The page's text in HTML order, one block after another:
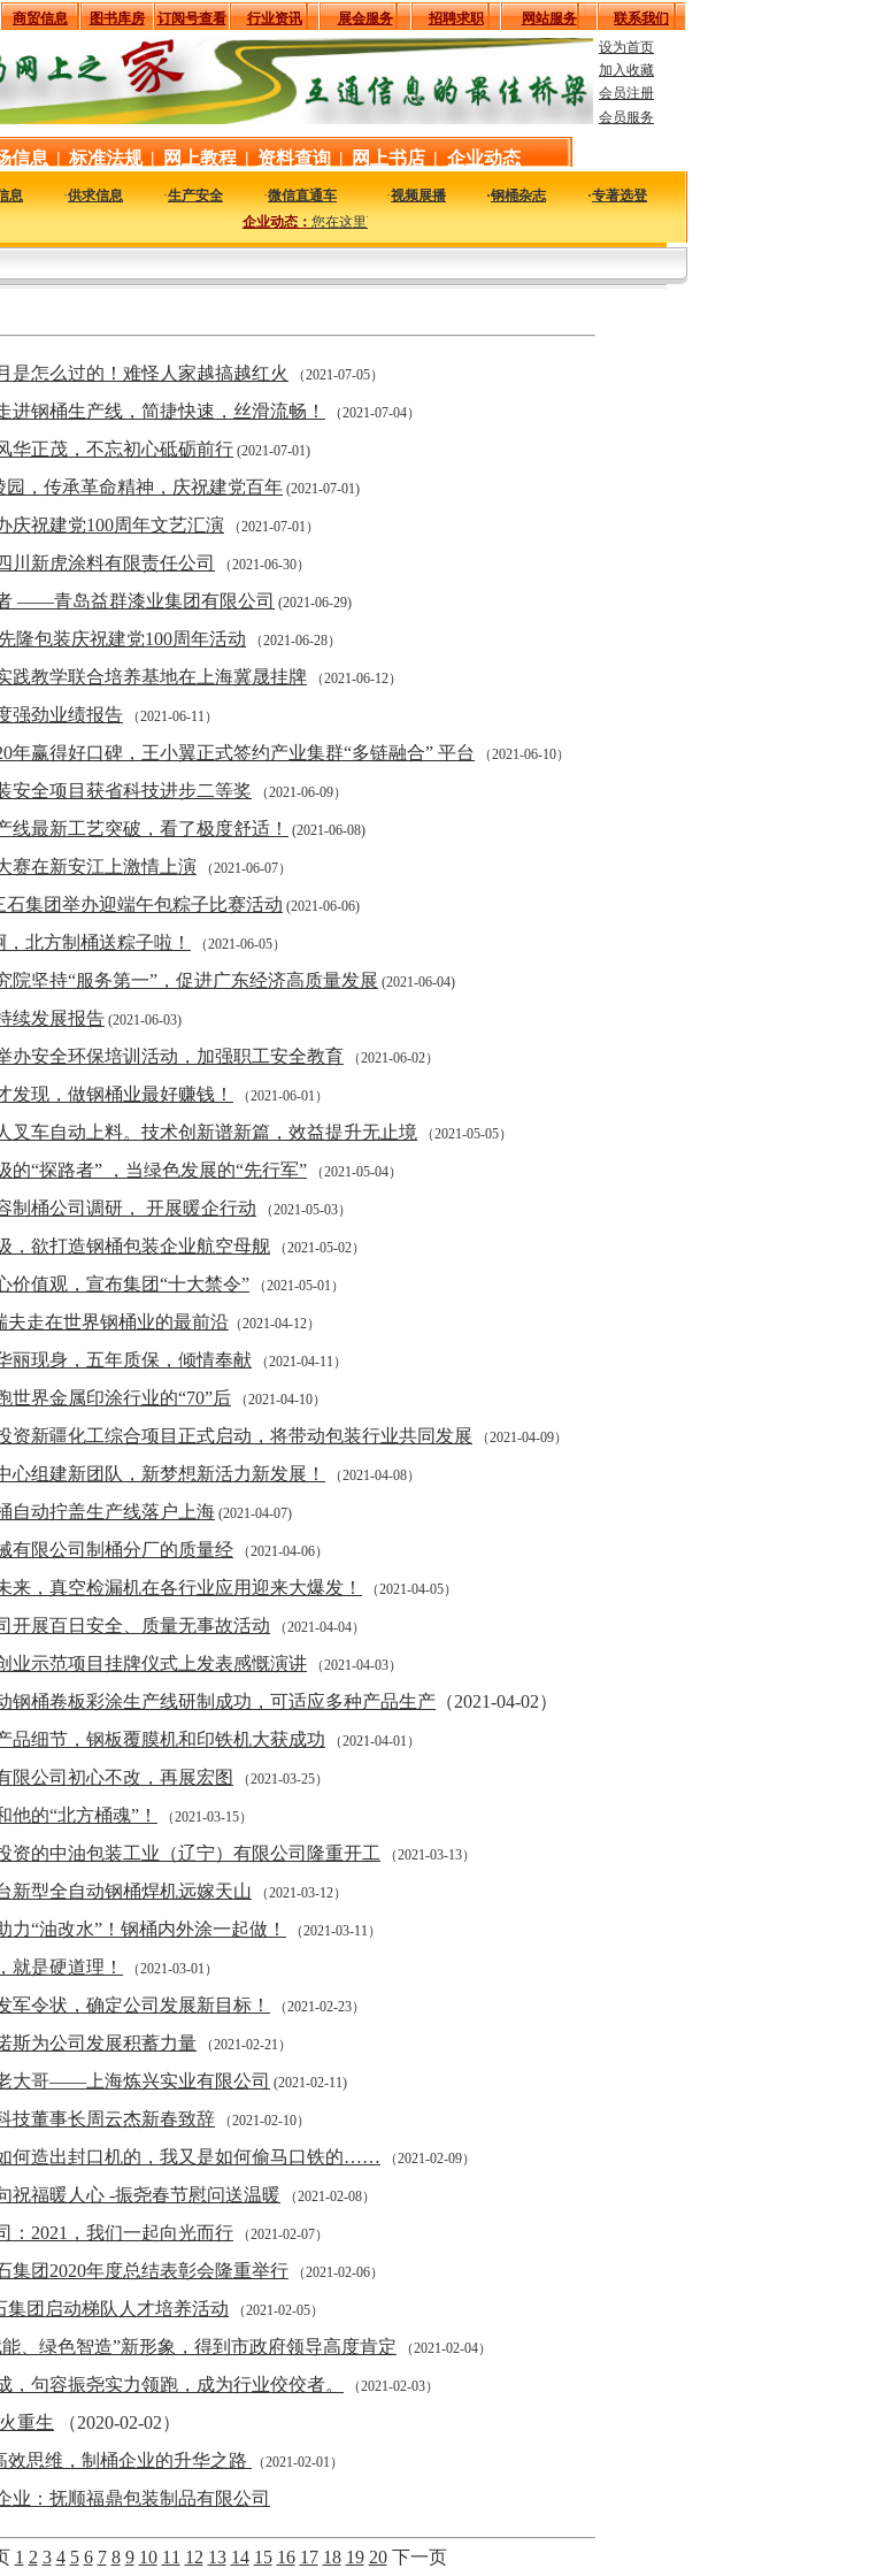
商贸信息 图书库房 订阅号查看 行业资讯 展会服务 招聘求职 网站服务
联系我们
设为首页
加入收藏
会员注册
会员服务
信息 | 标准法规 | 网上教程 | 资料查询 | 网上书店 | 企业动态
息 ·供求信息 ·生产安全 ·微信直通车 ·视频展播 ·钢桶杂志 ·专著选登
企业动态：您在这里可以及时的了解国内外钢桶行业企业的最新动态，看看大家都在干什么，一定对您的发
是怎么过的！难怪人家越搞越红火 （2021-07-05）
进钢桶生产线，简捷快速，丝滑流畅！ （2021-07-04）
华正茂，不忘初心砥砺前行 (2021-07-01)
园，传承革命精神，庆祝建党百年 (2021-07-01)
庆祝建党100周年文艺汇演 （2021-07-01）
川新虎涂料有限责任公司 （2021-06-30）
——青岛益群漆业集团有限公司 (2021-06-29)
隆包装庆祝建党100周年活动 （2021-06-28）
践教学联合培养基地在上海冀晟挂牌 （2021-06-12）
强劲业绩报告 （2021-06-11）
年赢得好口碑，王小翼正式签约产业集群“多链融合” 平台 （2021-06-10）
安全项目获省科技进步二等奖 （2021-06-09）
线最新工艺突破，看了极度舒适！ (2021-06-08)
赛在新安江上激情上演 （2021-06-07）
石集团举办迎端午包粽子比赛活动 (2021-06-06)
北方制桶送粽子啦！ （2021-06-05）
院坚持“服务第一”，促进广东经济高质量发展 (2021-06-04)
续发展报告 (2021-06-03)
办安全环保培训活动，加强职工安全教育 （2021-06-02）
发现，做钢桶业最好赚钱！ （2021-06-01）
叉车自动上料。技术创新谱新篇，效益提升无止境 （2021-05-05）
的“探路者” ，当绿色发展的“先行军” （2021-05-04）
制桶公司调研， 开展暖企行动 （2021-05-03）
，欲打造钢桶包装企业航空母舰 （2021-05-02）
价值观，宣布集团“十大禁令” （2021-05-01）
夫走在世界钢桶业的最前沿 （2021-04-12）
丽现身，五年质保，倾情奉献 （2021-04-11）
世界金属印涂行业的“70”后 （2021-04-10）
资新疆化工综合项目正式启动，将带动包装行业共同发展 （2021-04-09）
心组建新团队，新梦想新活力新发展！ （2021-04-08）
自动拧盖生产线落户上海 (2021-04-07)
有限公司制桶分厂的质量经 （2021-04-06）
来，真空检漏机在各行业应用迎来大爆发！ （2021-04-05）
开展百日安全、质量无事故活动 （2021-04-04）
业示范项目挂牌仪式上发表感慨演讲 （2021-04-03）
钢桶卷板彩涂生产线研制成功，可适应多种产品生产 （2021-04-02）
品细节，钢板覆膜机和印铁机大获成功 （2021-04-01）
限公司初心不改，再展宏图 （2021-03-25）
他的“北方桶魂”！ （2021-03-15）
资的中油包装工业（辽宁）有限公司隆重开工 （2021-03-13）
新型全自动钢桶焊机远嫁天山 （2021-03-12）
力“油改水”！钢桶内外涂一起做！ （2021-03-11）
就是硬道理！ （2021-03-01）
军令状，确定公司发展新目标！ （2021-02-23）
斯为公司发展积蓄力量 （2021-02-21）
大哥——上海炼兴实业有限公司 (2021-02-11)
技董事长周云杰新春致辞 （2021-02-10）
何造出封口机的，我又是如何偷马口铁的…… （2021-02-09）
祝福暖人心 -振尧春节慰问送温暖 （2021-02-08）
：2021，我们一起向光而行 （2021-02-07）
集团2020年度总结表彰会隆重举行 （2021-02-06）
集团启动梯队人才培养活动 （2021-02-05）
、绿色智造”新形象，得到市政府领导高度肯定 （2021-02-04）
，句容振尧实力领跑，成为行业佼佼者。 （2021-02-03）
重生 （2020-02-02）
效思维，制桶企业的升华之路
（2021-02-01）
业：抚顺福鼎包装制品有限公司
1 2 3 4 5 6 7 8 9 10 11 12 13 14 15 16 17 18 19 20下一页